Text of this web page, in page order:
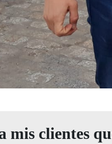
mis clientes